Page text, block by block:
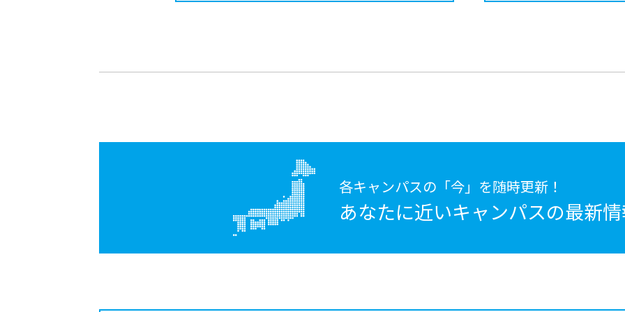
各キャンパスの「今」を随時更新！
あなたに近いキャンパスの最新